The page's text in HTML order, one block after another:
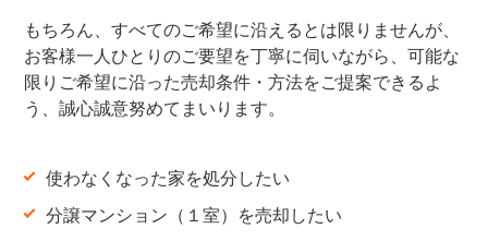
もちろん、すべてのご希望に沿えるとは限りませんが、
お客様一人ひとりのご要望を丁寧に伺いながら、可能な
限りご希望に沿った売却条件・方法をご提案できるよ
う、誠心誠意努めてまいります。
使わなくなった家を処分したい
分譲マンション（１室）を売却したい